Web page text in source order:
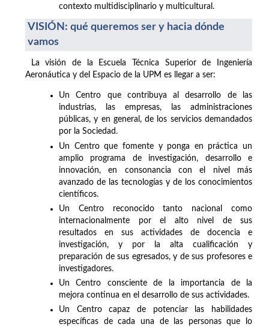
contexto multidisciplinario y multicultural.
VISIÓN: qué queremos ser y hacia dónde
vamos
La visión de la Escuela Técnica Superior de Ingeniería
Aeronáutica y del Espacio de la UPM es llegar a ser:
Un Centro que contribuya al desarrollo de las
industrias, las empresas, las administraciones
públicas, y en general, de los servicios demandados
por la Sociedad.
Un Centro que fomente y ponga en práctica un
amplio programa de investigación, desarrollo e
innovación, en consonancia con el nivel más
avanzado de las tecnologías y de los conocimientos
científicos.
Un Centro reconocido tanto nacional como
internacionalmente por el alto nivel de sus
resultados en sus actividades de docencia e
investigación, y por la alta cualificación y
preparación de sus egresados, y de sus profesores e
investigadores.
Un Centro consciente de la importancia de la
mejora continua en el desarrollo de sus actividades.
Un Centro capaz de potenciar las habilidades
específicas de cada una de las personas que lo